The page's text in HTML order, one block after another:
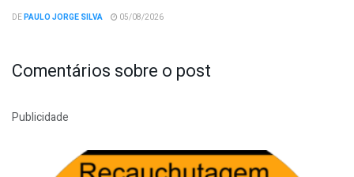
DEPAULO JORGE SILVA 05/08/2026
Comentários sobre o post
Publicidade